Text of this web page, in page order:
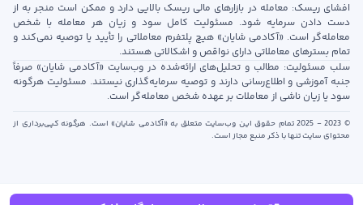
افشای ریسک: معامله در بازارهای مالی ریسک بالایی دارد و ممکن است منجر به از
دست دادن سرمایه شود. مسئولیت کامل سود و زیان هر معامله با شخص
معامله‌گر است. «آکادمی شایان» هیچ پلتفرم معاملاتی را تأیید یا توصیه نمی‌کند و
تمام بسترهای معاملاتی دارای نواقص و اشکالاتی هستند.
سلب مسئولیت: مطالب و تحلیل‌های ارائه‌شده در وب‌سایت «آکادمی شایان» صرفاً
جنبه آموزشی و اطلاع‌رسانی دارند و توصیه سرمایه‌گذاری نیستند. مسئولیت هرگونه
سود یا زیان ناشی از معاملات بر عهده شخص معامله‌گر است.
© 2023 - 2025 تمام حقوق این وب‌سایت متعلق به «آکادمی شایان» است. هرگونه کپی‌برداری از
محتوای سایت تنها با ذکر منبع مجاز است.